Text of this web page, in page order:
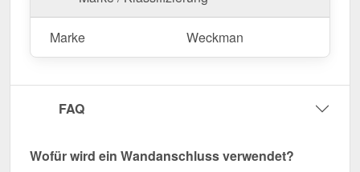
Langlebig, wetterfest, individuell auf Maß – bestellen
Sie jetzt und profitieren Sie von schneller Lieferung!
Marke Weckman
FAQ
Wofür wird ein Wandanschluss verwendet?